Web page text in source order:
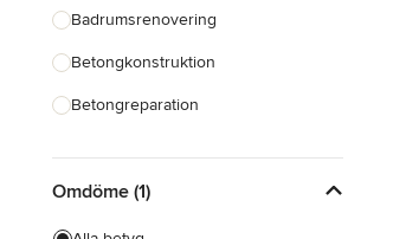
Visa alla
Badrumsrenovering
Betongkonstruktion
Betongreparation
Golvläggning
Bygge av garage
Omdöme (1)